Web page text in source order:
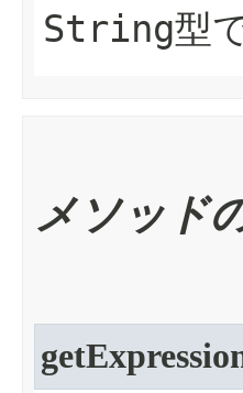
String型
メソッド